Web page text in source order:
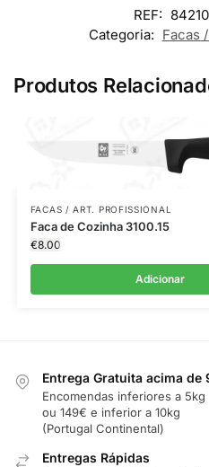
REF:
Categoria: Facas
Produtos
FACAS / ART. PROFISSIONAL
Faca de Cozinha 3100.15
€8.00
Adicionar
Entrega Gratuita acima de
Encomendas inferiores a 5kg
ou 149€ e inferior a 10kg
(Portugal Continental)
Entregas Rápidas